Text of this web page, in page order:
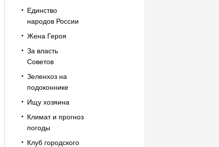
Единство
народов России
Жена Героя
За власть
Советов
Зеленхоз на
подоконнике
Ищу хозяина
Климат и прогноз
погоды
Клуб городского